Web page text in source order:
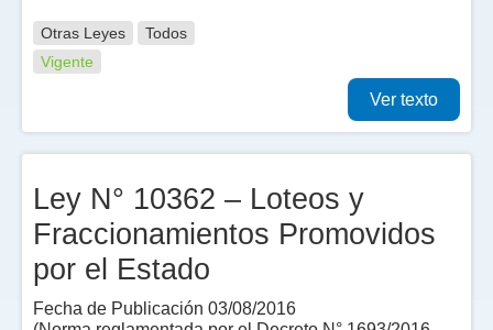
Otras Leyes
Todos
Vigente
Ver texto
Ley N° 10362 – Loteos y
Fraccionamientos Promovidos
por el Estado
Fecha de Publicación 03/08/2016